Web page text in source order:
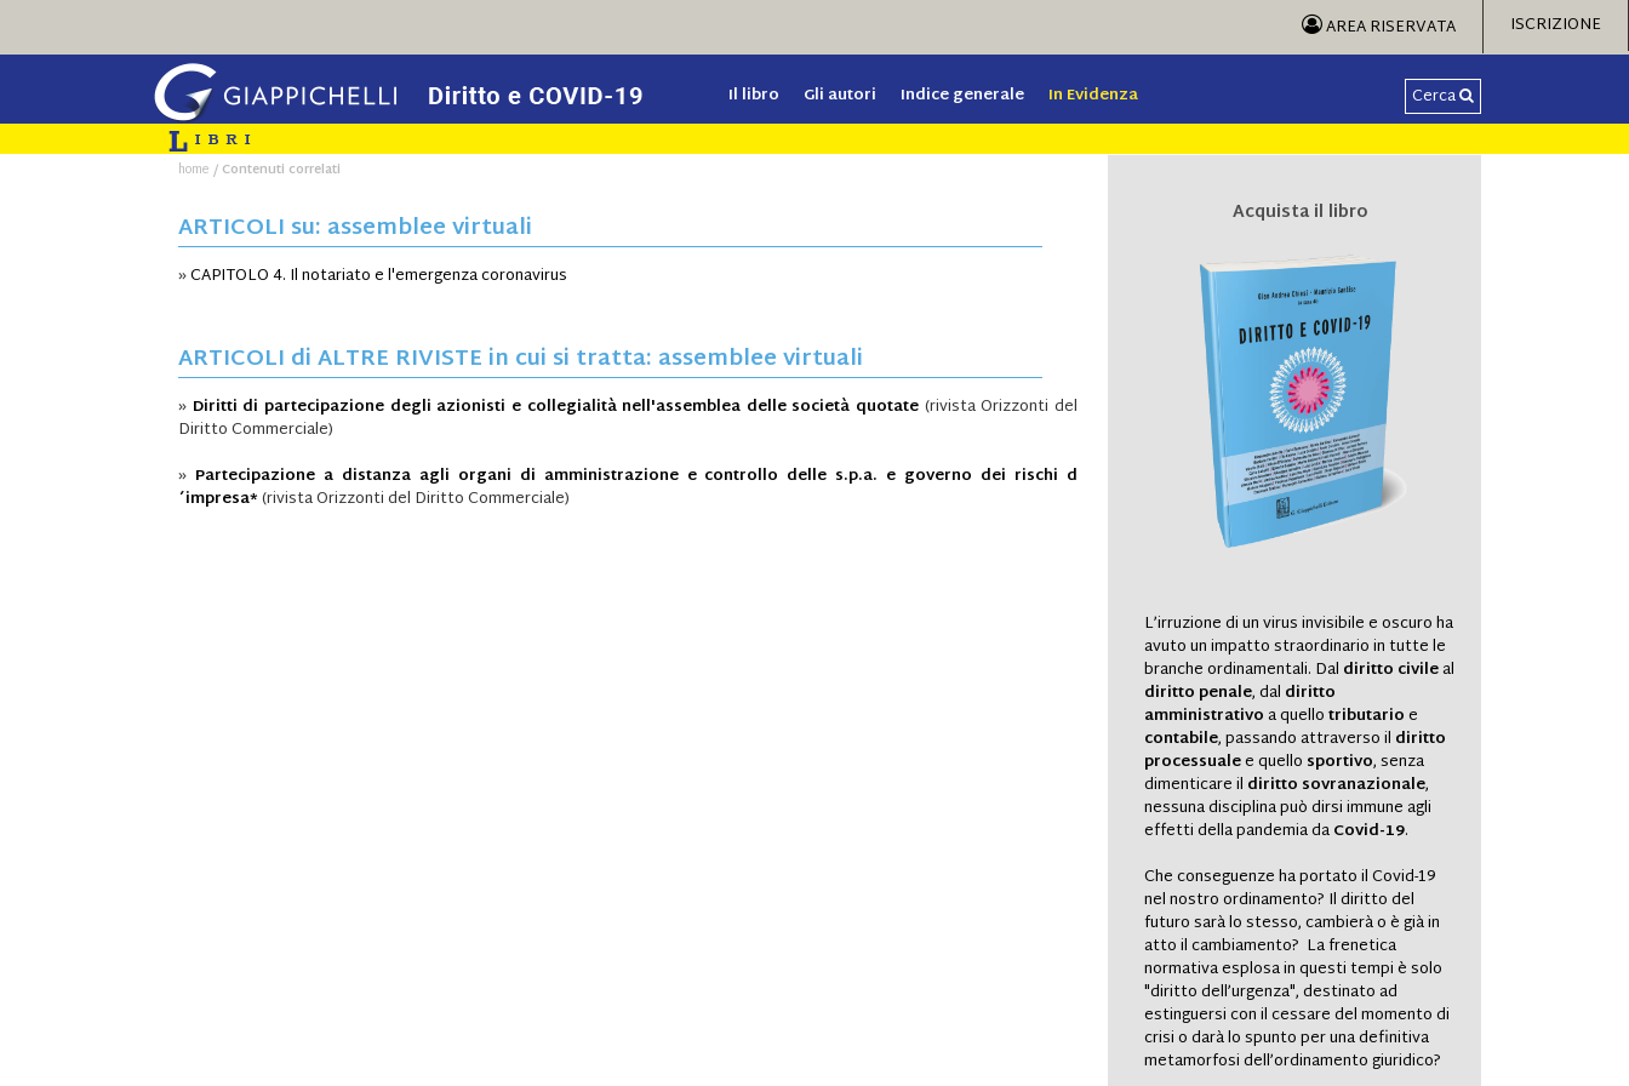
AREA RISERVATA ISCRIZIONE
Cerca
Il libro Gli autori Indice generale In Evidenza
Acquista il libro
L’irruzione di un virus invisibile e oscuro ha
avuto un impatto straordinario in tutte le
branche ordinamentali. Dal diritto civileal
diritto penale, dal diritto
amministrativoa quellotributarioe
contabile, passando attraverso il diritto
processualee quello sportivo, senza
dimenticare il diritto sovranazionale,
nessuna disciplina può dirsiimmuneagli
effetti della pandemia daCovid-19.
Che conseguenze ha portato il Covid-19
nel nostro ordinamento? Il diritto del
futuro sarà lo stesso, cambierà o è già in
atto il cambiamento? La frenetica
normativa esplosa in questi tempi è solo
"diritto dell’urgenza", destinato ad
estinguersi con il cessare del momento di
crisi o darà lo spunto per una definitiva
metamorfosi dell’ordinamento giuridico?
home / Contenuti correlati
ARTICOLI su: assemblee virtuali
»CAPITOLO 4. Il notariato e l'emergenza coronavirus
ARTICOLI di ALTRE RIVISTE in cui si tratta: assemblee virtuali
» Diritti di partecipazione degli azionisti e collegialità nell'assemblea delle società quotate (rivista Orizzonti del
Diritto Commerciale)
» Partecipazione a distanza agli organi di amministrazione e controllo delle s.p.a. e governo dei rischi d
´impresa*(rivista Orizzonti del Diritto Commerciale)